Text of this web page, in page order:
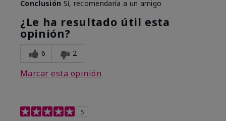
Conclusión Sí, recomendaría a un amigo
¿Le ha resultado útil esta
opinión?
6 2
Marcar esta opinión
5